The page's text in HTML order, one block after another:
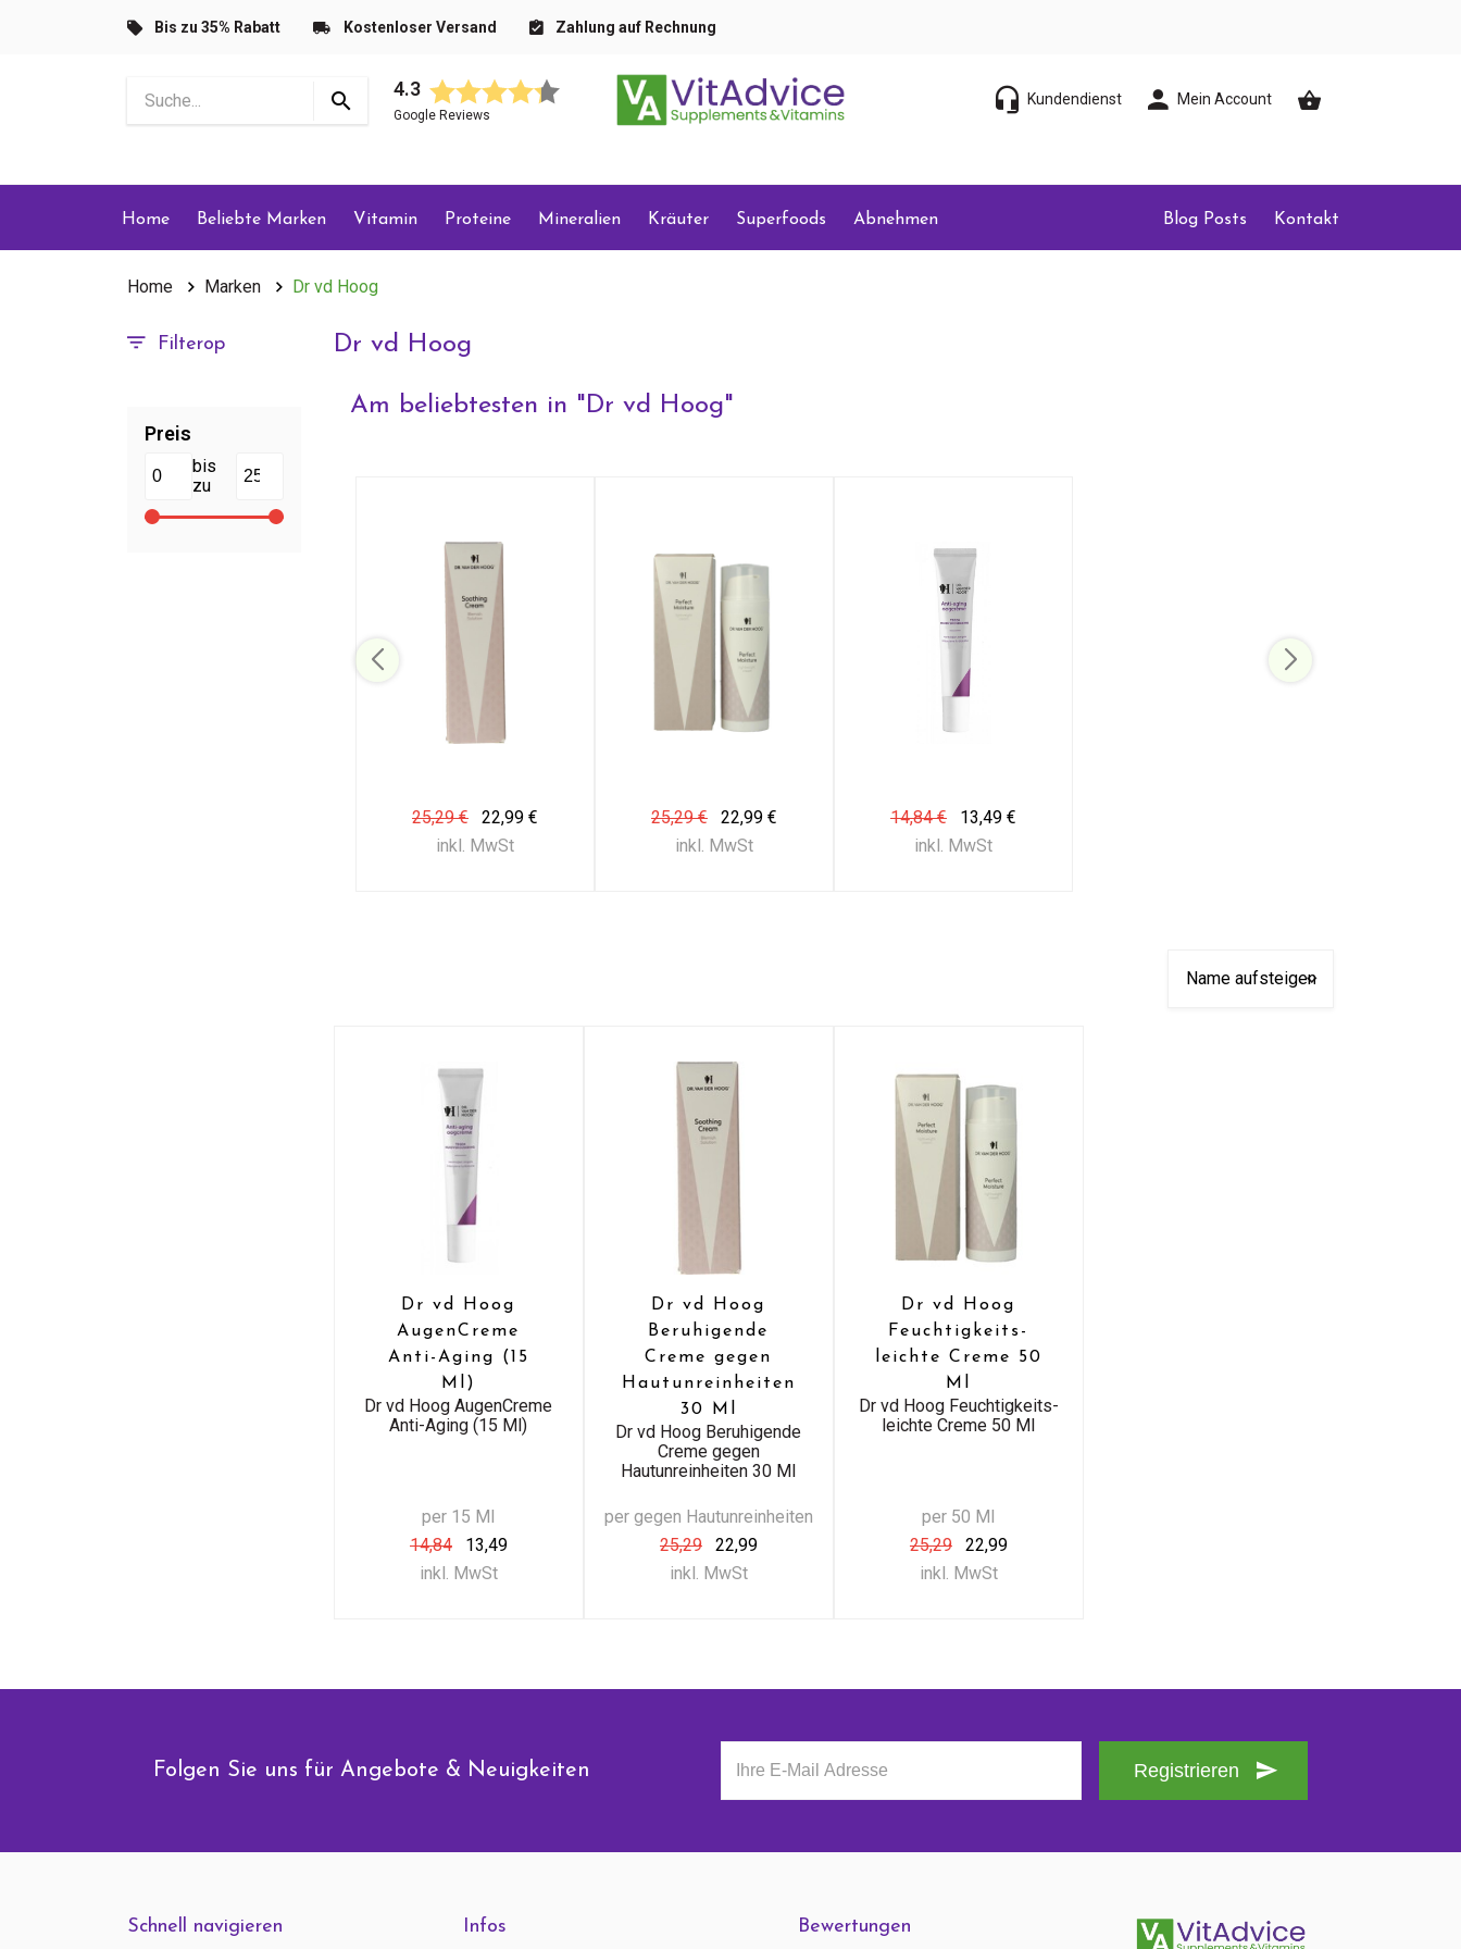
Bis zu 35% Rabatt Kostenloser Versand Zahlung auf Rechnung
4.3
Google Reviews
Kundendienst Mein Account
Home Beliebte Marken Vitamin Proteine Mineralien Kräuter Superfoods Abnehmen Blog Posts Kontakt
Home Marken Dr vd Hoog
Filterop
Preis
bis
zu
Dr vd Hoog
Am beliebtesten in "Dr vd Hoog"
25,29 €
22,99 €
inkl. MwSt
25,29 €
22,99 €
inkl. MwSt
14,84 €
13,49 €
inkl. MwSt
Dr vd Hoog
AugenCreme
Anti-Aging (15
Ml)
Dr vd Hoog AugenCreme
Anti-Aging (15 Ml)
per 15 Ml
14,84
13,49
inkl. MwSt
Dr vd Hoog
Beruhigende
Creme gegen
Hautunreinheiten
30 Ml
Dr vd Hoog Beruhigende
Creme gegen
Hautunreinheiten 30 Ml
per gegen Hautunreinheiten
25,29
22,99
inkl. MwSt
Dr vd Hoog
Feuchtigkeits-
leichte Creme 50
Ml
Dr vd Hoog Feuchtigkeits-
leichte Creme 50 Ml
per 50 Ml
25,29
22,99
inkl. MwSt
Folgen Sie uns für Angebote & Neuigkeiten Registrieren
Schnell navigieren Infos Bewertungen